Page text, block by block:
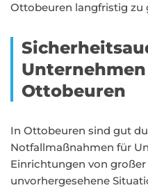
Ottobeuren langfristig zu
Ottobeuren
In Ottobeuren sind gut
Notfallmaßnahmen für
Einrichtungen von
unvorhergesehene